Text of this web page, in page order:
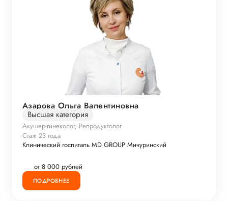
Азарова Ольга Валентиновна
Высшая категория
Акушер-гинеколог, Репродуктолог
Стаж 23 года
Клинический госпиталь MD GROUP Мичуринский
от 8 000 рублей
ПОДРОБНЕЕ